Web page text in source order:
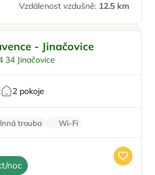
Vzdálenost vzdušně: 12.5 km
- Jinačovice
34 Jinačovice
2 pokoje
trouba
Wi-Fi
hry
noc